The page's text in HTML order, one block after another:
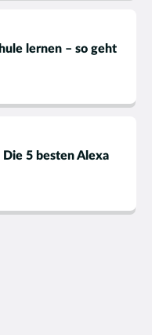
lernen – so geht
5 besten Alexa